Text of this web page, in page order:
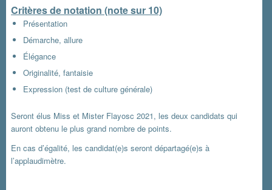
Critères de notation (note sur 10)
Présentation
Démarche, allure
Élégance
Originalité, fantaisie
Expression (test de culture générale)
Seront élus Miss et Mister Flayosc 2021, les deux candidats qui
auront obtenu le plus grand nombre de points.
En cas d’égalité, les candidat(e)s seront départagé(e)s à
l’applaudimètre.